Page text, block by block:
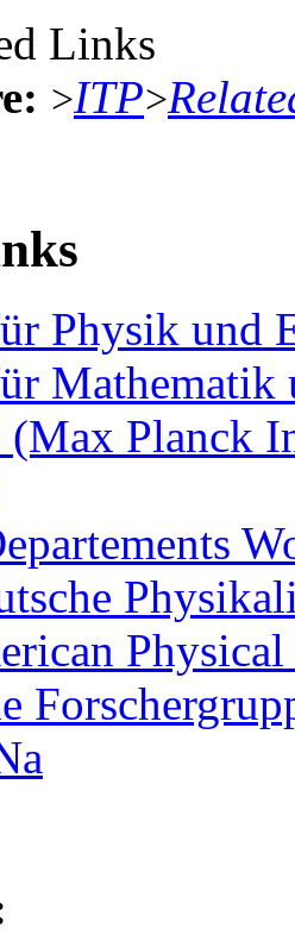
Links
>ITP>
Physik und
Planck